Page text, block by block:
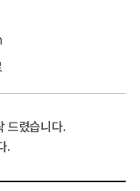
드렸습니다.
.